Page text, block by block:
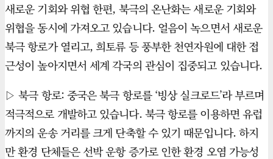
새로운 기회와 위협 한편, 북극의 온난화는 새로운 기회와
위협을 동시에 가져오고 있습니다. 얼음이 녹으면서 새로운
북극 항로가 열리고, 희토류 등 풍부한 천연자원에 대한 접
근성이 높아지면서 세계 각국의 관심이 집중되고 있습니다.
▷ 북극 항로: 중국은 북극 항로를 ‘빙상 실크로드’라 부르며
적극적으로 개발하고 있습니다. 북극 항로를 이용하면 유럽
까지의 운송 거리를 크게 단축할 수 있기 때문입니다. 하지
만 환경 단체들은 선박 운항 증가로 인한 환경 오염 가능성